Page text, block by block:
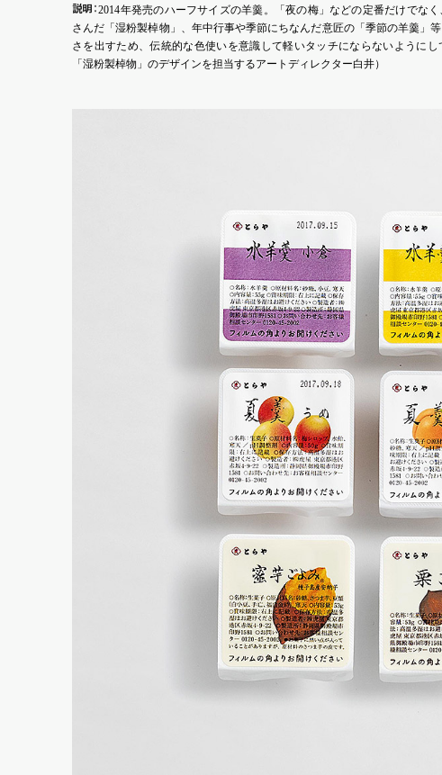
説明：2014年発売のハーフサイズの羊羹。「夜の梅」などの定番だけでな
さんだ「湿粉製棹物」、年中行事や季節にちなんだ意匠の「季節の羊羹」
さを出すため、伝統的な色使いを意識して軽いタッチにならないようにし
「湿粉製棹物」のデザインを担当するアートディレクター白井）